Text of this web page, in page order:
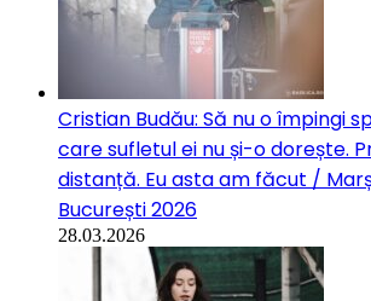
Cristian Budău: Să nu o împingi
care sufletul ei nu și-o dorește.
distanță. Eu asta am făcut /
București 2026
28.03.2026